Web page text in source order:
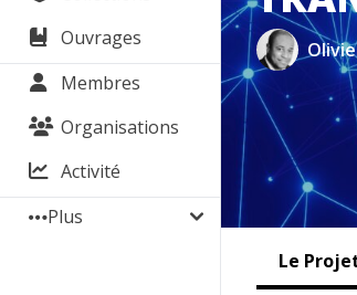
Ouvrages
Membres
Organisations
Activité
Plus
Le